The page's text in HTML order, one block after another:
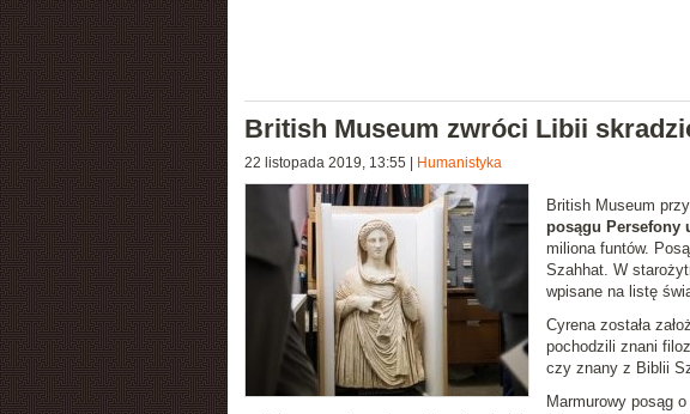
British Museum zwróci Libii
22 listopada 2019, 13:55 Humanistyka
British Museum
posągu Persefony
miliona funtów.
Szahhat. W
wpisane na listę
Cyrena została
pochodzili znani
czy znany z Biblii
Marmurowy posąg